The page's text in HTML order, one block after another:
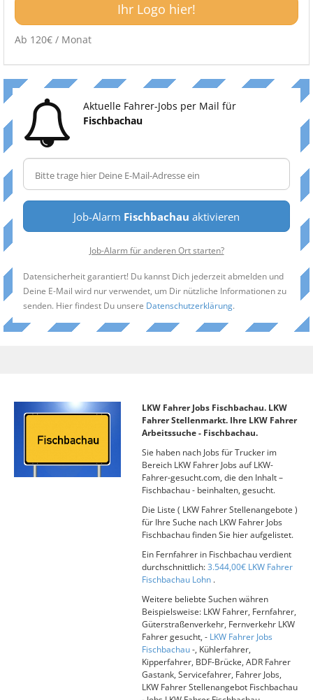
Ihr Logo hier!
Ab 120€ / Monat
Aktuelle Fahrer-Jobs per Mail für
Fischbachau
Job-Alarm Fischbachau aktivieren
Job-Alarm für anderen Ort starten?
Datensicherheit garantiert! Du kannst Dich jederzeit abmelden und
Deine E-Mail wird nur verwendet, um Dir nützliche Informationen zu
senden. Hier findest Du unsere Datenschutzerklärung.
LKW Fahrer Jobs Fischbachau. LKW
Fahrer Stellenmarkt. Ihre LKW Fahrer
Arbeitssuche - Fischbachau.
Sie haben nach Jobs für Trucker im
Bereich LKW Fahrer Jobs auf LKW-
Fahrer-gesucht.com, die den Inhalt –
Fischbachau - beinhalten, gesucht.
Die Liste ( LKW Fahrer Stellenangebote )
für Ihre Suche nach LKW Fahrer Jobs
Fischbachau finden Sie hier aufgelistet.
Ein Fernfahrer in Fischbachau verdient
durchschnittlich:3.544,00€ LKW Fahrer
Fischbachau Lohn .
Weitere beliebte Suchen währen
Beispielsweise: LKW Fahrer, Fernfahrer,
Güterstraßenverkehr, Fernverkehr LKW
Fahrer gesucht, - LKW Fahrer Jobs
Fischbachau-, Kühlerfahrer,
Kipperfahrer, BDF-Brücke, ADR Fahrer
Gastank, Servicefahrer, Fahrer Jobs,
LKW Fahrer Stellenangebot Fischbachau